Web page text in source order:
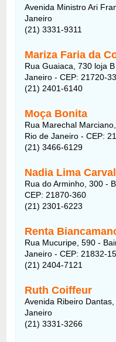
Avenida Ministro Ari
Janeiro
(21) 3331-9311
Mariza Faria da
Rua Guaiaca, 730 loja
Janeiro - CEP: 21720-
(21) 2401-6140
Moça Bonita
Rua Marechal
Rio de Janeiro - CEP:
(21) 3466-6129
Nadia Lima
Rua do Arminho, 300 -
CEP: 21870-360
(21) 2301-6223
Renta
Rua Mucuripe, 590 -
Janeiro - CEP: 21832-
(21) 2404-7121
Ruth Coiffeur
Avenida Ribeiro
Janeiro
(21) 3331-3266